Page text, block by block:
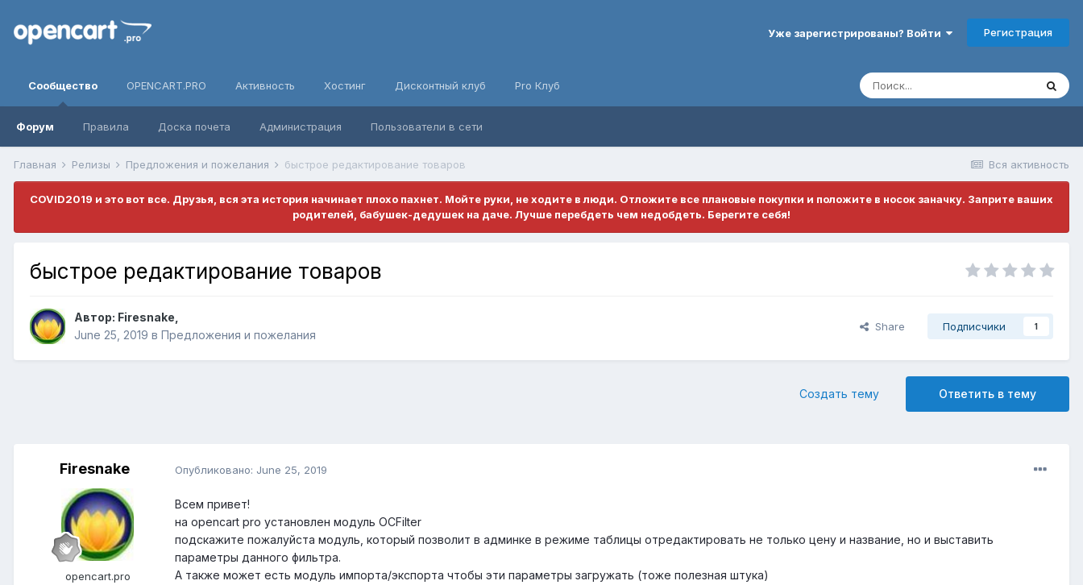
Уже зарегистрированы? Войти Регистрация
Сообщество
Форум Правила Доска почета Администрация Пользователи в сети
OPENCART.PRO Активность Хостинг Дисконтный клуб Pro Клуб
Вся активность
Главная Релизы Предложения и пожелания быстрое редактирование товаров
COVID2019 и это вот все. Друзья, вся эта история начинает плохо пахнет. Мойте руки, не ходите в люди. Отложите все плановые покупки и положите в носок заначку. Заприте ваших
родителей, бабушек-дедушек на даче. Лучше перебдеть чем недобдеть. Берегите себя!
быстрое редактирование товаров
Автор: Firesnake
June 25, 2019 в Предложения и пожелания
Share Подписчики 1
Ответить в тему
Создать тему
Firesnake
opencart.pro
Опубликовано: June 25, 2019
Всем привет!
на opencart pro установлен модуль OCFilter
подскажите пожалуйста модуль, который позволит в админке в режиме таблицы отредактировать не только цену и название, но и выставить
параметры данного фильтра.
А также может есть модуль импорта/экспорта чтобы эти параметры загружать (тоже полезная штука)